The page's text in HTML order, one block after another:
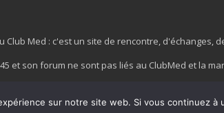
Club Med : c'est un site de rencontre, d'échanges,
et son forum ne sont pas liés au ClubMed et la
sur notre site web. Si vous continuez